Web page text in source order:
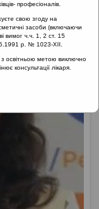
професіоналів.
свою згоду на
засоби (включаючи
вимог ч.ч. 1, 2 ст. 15
р. № 1023-XII.
з освітньою метою виключно
консультації лікаря.